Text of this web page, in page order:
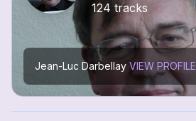
124 tracks
Jean-Luc Darbellay VIEW PROFILE